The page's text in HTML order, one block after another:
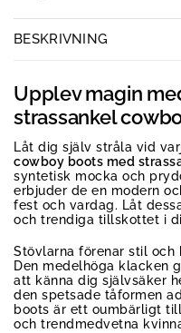
BESKRIVNING
Upplev magin
strassankel
Låt dig själv stråla vid
cowboy boots med
syntetisk mocka och
erbjuder de en modern
fest och vardag. Låt
och trendiga tillskottet i
Stövlarna förenar stil
Den medelhöga klacken
att känna dig självsäker
den spetsade tåformen
boots är ett oumbärligt
och trendmedvetna